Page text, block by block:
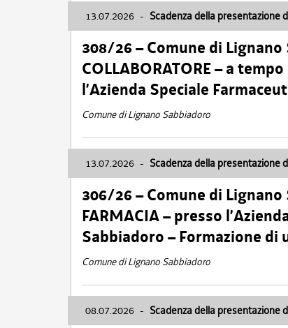
13.07.2026 - Scadenza della presentazione
308/26 – Comune di
COLLABORATORE – a
l’Azienda Speciale
Comune di Lignano Sabbiadoro
13.07.2026 - Scadenza della presentazione
306/26 – Comune di Lignano
FARMACIA – presso
Sabbiadoro – Formazione di
Comune di Lignano Sabbiadoro
08.07.2026 - Scadenza della presentazione